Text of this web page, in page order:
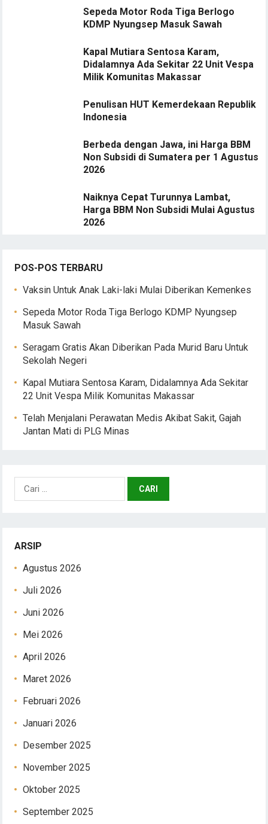
Sepeda Motor Roda Tiga Berlogo
KDMP Nyungsep Masuk Sawah
Kapal Mutiara Sentosa Karam,
Didalamnya Ada Sekitar 22 Unit Vespa
Milik Komunitas Makassar
Penulisan HUT Kemerdekaan Republik
Indonesia
Berbeda dengan Jawa, ini Harga BBM
Non Subsidi di Sumatera per 1 Agustus
2026
Naiknya Cepat Turunnya Lambat,
Harga BBM Non Subsidi Mulai Agustus
2026
POS-POS TERBARU
Vaksin Untuk Anak Laki-laki Mulai Diberikan Kemenkes
Sepeda Motor Roda Tiga Berlogo KDMP Nyungsep
Masuk Sawah
Seragam Gratis Akan Diberikan Pada Murid Baru Untuk
Sekolah Negeri
Kapal Mutiara Sentosa Karam, Didalamnya Ada Sekitar
22 Unit Vespa Milik Komunitas Makassar
Telah Menjalani Perawatan Medis Akibat Sakit, Gajah
Jantan Mati di PLG Minas
Cari
ARSIP
Agustus 2026
Juli 2026
Juni 2026
Mei 2026
April 2026
Maret 2026
Februari 2026
Januari 2026
Desember 2025
November 2025
Oktober 2025
September 2025